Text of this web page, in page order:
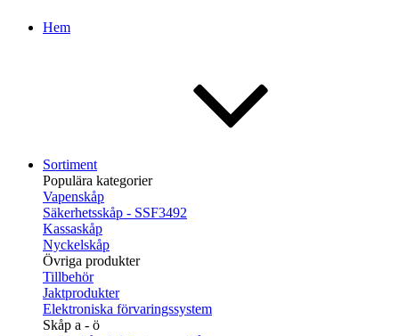
Hem
Sortiment
Populära kategorier
Vapenskåp
Säkerhetsskåp - SSF3492
Kassaskåp
Nyckelskåp
Övriga produkter
Tillbehör
Jaktprodukter
Elektroniska förvaringssystem
Skåp a - ö